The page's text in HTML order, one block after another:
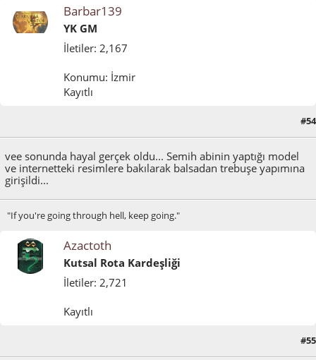
Barbar139
YK GM
İletiler: 2,167
Konumu: İzmir
Kayıtlı
#54
vee sonunda hayal gerçek oldu... Semih abinin yaptığı model
ve internetteki resimlere bakılarak balsadan trebuşe yapımına
girişildi...
"If you're going through hell, keep going."
Azactoth
Kutsal Rota Kardeşliği
İletiler: 2,721
Kayıtlı
#55